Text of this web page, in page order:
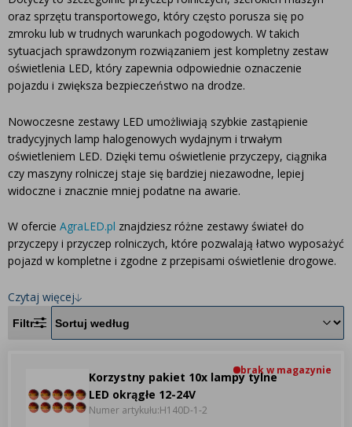
Często zadawane pytania
Kontakt
Bezpłatny projekt oświetlenia
AgraLED Blog
+48 81 884 70 94
+48 723 353 044
Inne akcesoria
Często zadawane pytania
Kontakt
oraz sprzętu transportowego, który często porusza się po
zmroku lub w trudnych warunkach pogodowych. W takich
sytuacjach sprawdzonym rozwiązaniem jest kompletny zestaw
oświetlenia LED, który zapewnia odpowiednie oznaczenie
pojazdu i zwiększa bezpieczeństwo na drodze.
Nowoczesne zestawy LED umożliwiają szybkie zastąpienie
tradycyjnych lamp halogenowych wydajnym i trwałym
oświetleniem LED. Dzięki temu oświetlenie przyczepy, ciągnika
czy maszyny rolniczej staje się bardziej niezawodne, lepiej
widoczne i znacznie mniej podatne na awarie.
W ofercie AgraLED.pl znajdziesz różne zestawy świateł do
przyczepy i przyczep rolniczych, które pozwalają łatwo wyposażyć
pojazd w kompletne i zgodne z przepisami oświetlenie drogowe.
Czytaj więcej
Filtr
Korzystny pakiet 10x lampy tylne
LED okrągłe 12-24V
Numer artykułu:H140D-1-2
brak w magazynie